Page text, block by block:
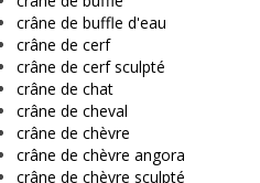
crâne de buffle d'eau
crâne de cerf
crâne de cerf sculpté
crâne de chat
crâne de cheval
crâne de chèvre
crâne de chèvre angora
crâne de chèvre sculpté